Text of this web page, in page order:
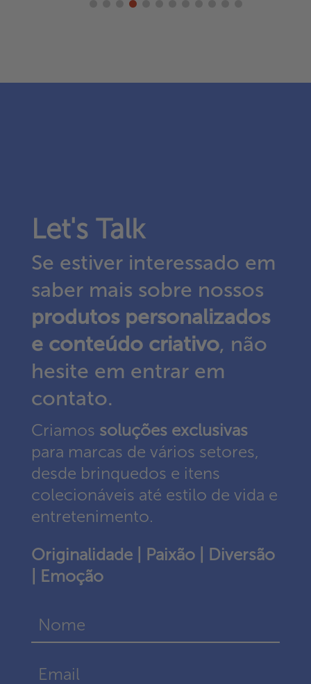
Let's Talk
Se estiver interessado em
saber mais sobre nossos
produtos personalizados
e conteúdo criativo, não
hesite em entrar em
contato.
Criamos soluções exclusivas
para marcas de vários setores,
desde brinquedos e itens
colecionáveis até estilo de vida e
entretenimento.
Originalidade | Paixão | Diversão
| Emoção